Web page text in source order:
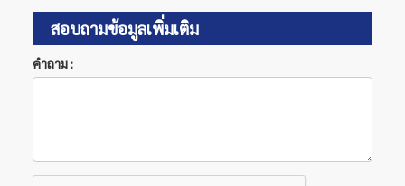
สอบถามข้อมูลเพิ่มเติม
คำถาม :